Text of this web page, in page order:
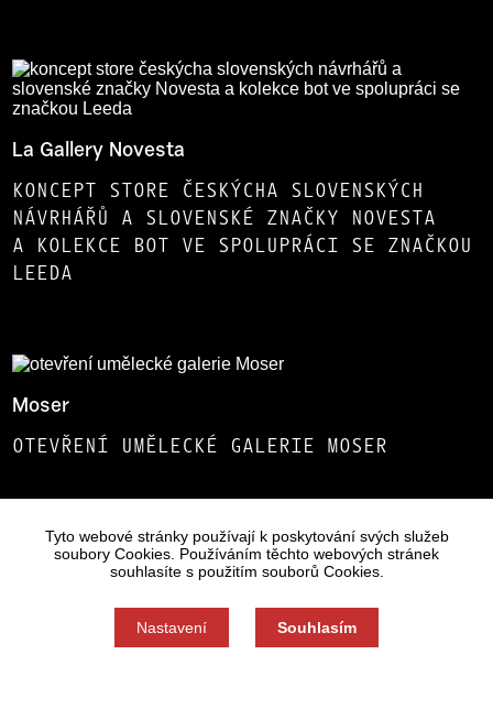
La Gallery Novesta
KONCEPT STORE ČESKÝCHA SLOVENSKÝCH
NÁVRHÁŘŮ A SLOVENSKÉ ZNAČKY NOVESTA
A KOLEKCE BOT VE SPOLUPRÁCI SE ZNAČKOU
LEEDA
Moser
OTEVŘENÍ UMĚLECKÉ GALERIE MOSER
Preciosa Lustry
OTEVŘENÍ FIREMNÍHO SHOWROOMU
Tyto webové stránky používají k poskytování svých služeb
soubory Cookies. Používáním těchto webových stránek
souhlasíte s použitím souborů Cookies.
Nastavení Souhlasím